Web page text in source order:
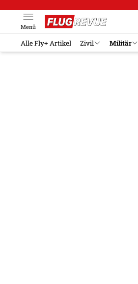
Menü
Alle Fly+ Artikel Zivil Militär